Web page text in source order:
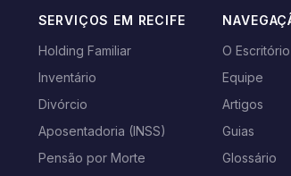
SERVIÇOS EM RECIFE
Holding Familiar
Inventário
Divórcio
Aposentadoria (INSS)
Pensão por Morte
O Escritório
Equipe
Artigos
Guias
Glossário